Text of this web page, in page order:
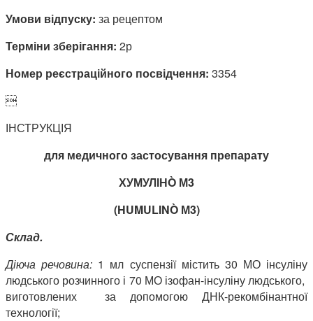
Умови відпуску: за рецептом
Терміни зберігання: 2р
Номер реєстраційного посвідчення: 3354

ІНСТРУКЦІЯ
для медичного застосування препарату
ХУМУЛІНÒ М3
(HUMULINÒ М3)
Склад.
Діюча речовина: 1 мл суспензії містить 30 МО інсуліну
людського розчинного і 70 МО ізофан-інсуліну людського,
виготовлених за допомогою ДНК-рекомбінантної
технології;